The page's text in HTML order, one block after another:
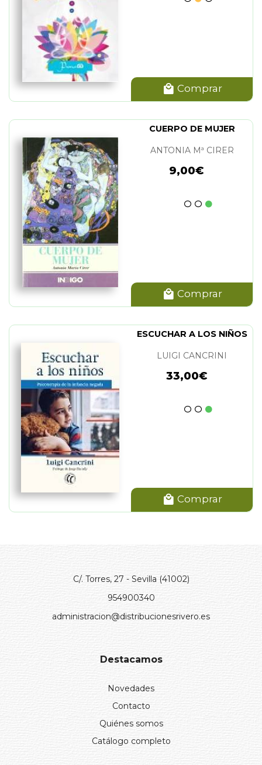
Comprar
CUERPO DE MUJER
ANTONIA Mª CIRER
9,00€
Comprar
ESCUCHAR A LOS NIÑOS
LUIGI CANCRINI
33,00€
Comprar
C/. Torres, 27 - Sevilla (41002)
954900340
administracion@distribucionesrivero.es
Destacamos
Novedades
Contacto
Quiénes somos
Catálogo completo